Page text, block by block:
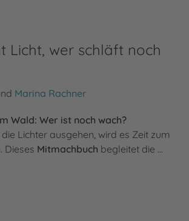
Licht, wer schläft noch
Marina Rachner
Wald: Wer ist noch wach?
Lichter ausgehen, wird es Zeit zum
Dieses Mitmachbuch begleitet die …